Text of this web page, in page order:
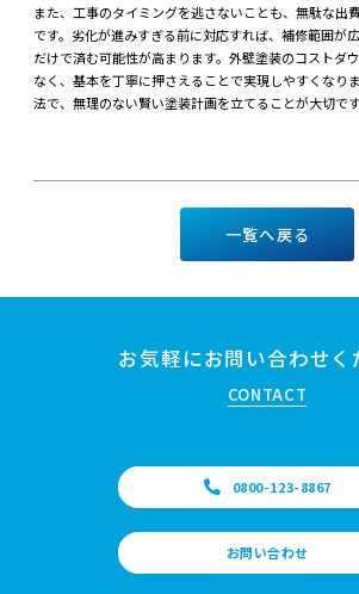
また、工事のタイミングを逃さないことも、無駄な出
です。劣化が進みすぎる前に対応すれば、補修範囲が
だけで済む可能性が高まります。外壁塗装のコストダ
なく、基本を丁寧に押さえることで実現しやすくなり
法で、無理のない賢い塗装計画を立てることが大切です
一覧へ戻る
お気軽にお問い合わせく
CONTACT
0800-123-8867
お問い合わせ